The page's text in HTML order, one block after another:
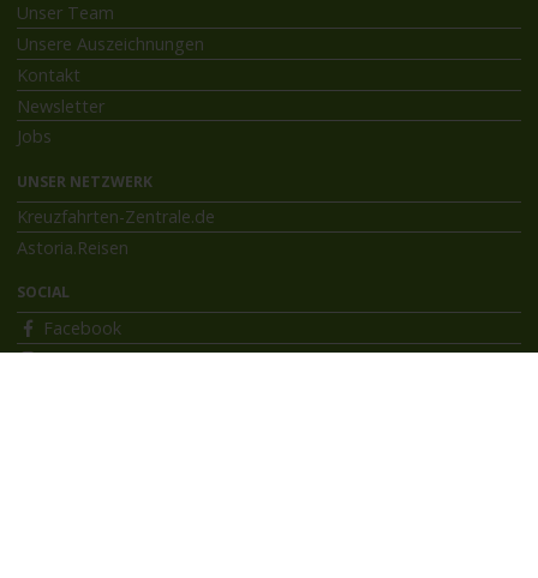
Unser Team
Unsere Auszeichnungen
Kontakt
Newsletter
Jobs
UNSER NETZWERK
Kreuzfahrten-Zentrale.de
Astoria.Reisen
SOCIAL
Facebook
Instagram